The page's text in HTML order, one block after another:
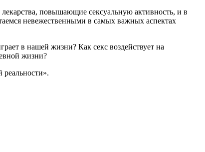
повышающие сексуальную активность, и в
невежественными в самых важных аспектах
в нашей жизни? Как секс воздействует на
жизни?